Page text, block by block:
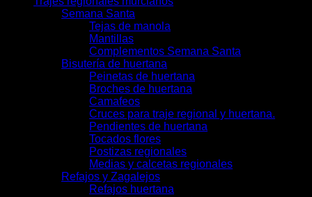
Semana Santa
Tejas de manola
Mantillas
Complementos Semana Santa
Bisutería de huertana
Peinetas de huertana
Broches de huertana
Camafeos
Cruces para traje regional y huertana.
Pendientes de huertana
Tocados flores
Postizas regionales
Medias y calcetas regionales
Refajos y Zagalejos
Refajos huertana